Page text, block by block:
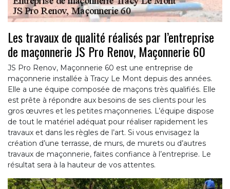
Les travaux de qualité réalisés par l’entreprise
de maçonnerie JS Pro Renov, Maçonnerie 60
JS Pro Renov, Maçonnerie 60 est une entreprise de
maçonnerie installée à Tracy Le Mont depuis des années.
Elle a une équipe composée de maçons très qualifiés. Elle
est prête à répondre aux besoins de ses clients pour les
gros œuvres et les petites maçonneries. L’équipe dispose
de tout le matériel adéquat pour réaliser rapidement les
travaux et dans les règles de l’art. Si vous envisagez la
création d’une terrasse, de murs, de murets ou d’autres
travaux de maçonnerie, faites confiance à l’entreprise. Le
résultat sera à la hauteur de vos attentes.